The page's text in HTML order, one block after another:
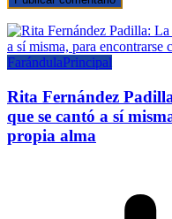
FarándulaPrincipal
Rita Fernández
que se cantó a sí
propia alma